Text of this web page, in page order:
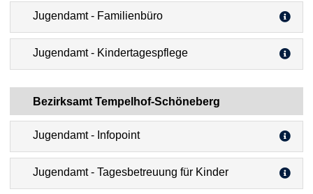
Jugendamt - Familienbüro
Jugendamt - Kindertagespflege
Bezirksamt Tempelhof-Schöneberg
Jugendamt - Infopoint
Jugendamt - Tagesbetreuung für Kinder